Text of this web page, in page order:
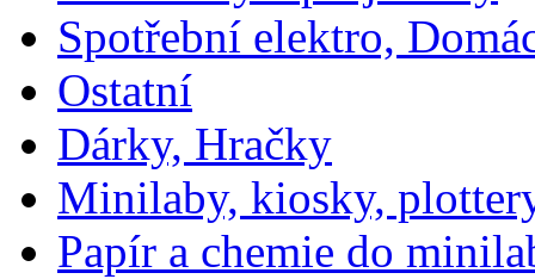
Spotřební elektro,
Ostatní
Dárky, Hračky
Minilaby, kiosky,
Papír a chemie do